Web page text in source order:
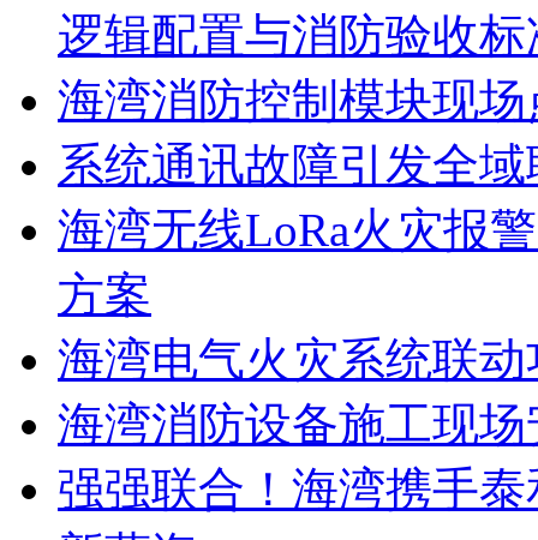
逻辑配置与消防验收标
海湾消防控制模块现
系统通讯故障引发全
海湾无线LoRa火灾报
方案
海湾电气火灾系统联
海湾消防设备施工现
强强联合！海湾携手